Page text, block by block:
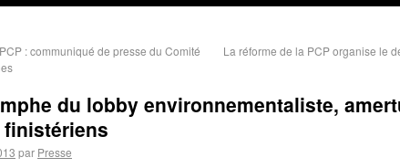
: communiqué de presse du Comité
La réforme de la PCP organise le
du lobby environnementaliste,
par Presse